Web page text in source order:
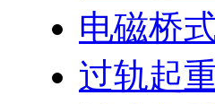
电磁桥
过轨起